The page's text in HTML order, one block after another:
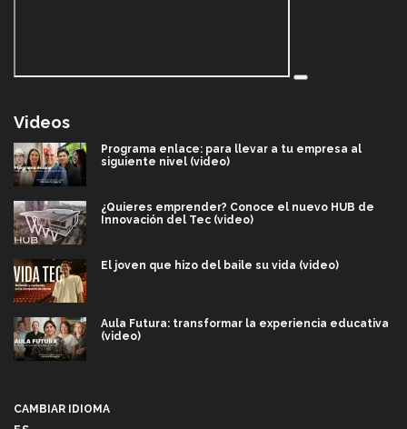
Videos
Programa enlace: para llevar a tu empresa al
siguiente nivel (video)
¿Quieres emprender? Conoce el nuevo HUB de
Innovación del Tec (video)
El joven que hizo del baile su vida (video)
Aula Futura: transformar la experiencia educativa
(video)
CAMBIAR IDIOMA